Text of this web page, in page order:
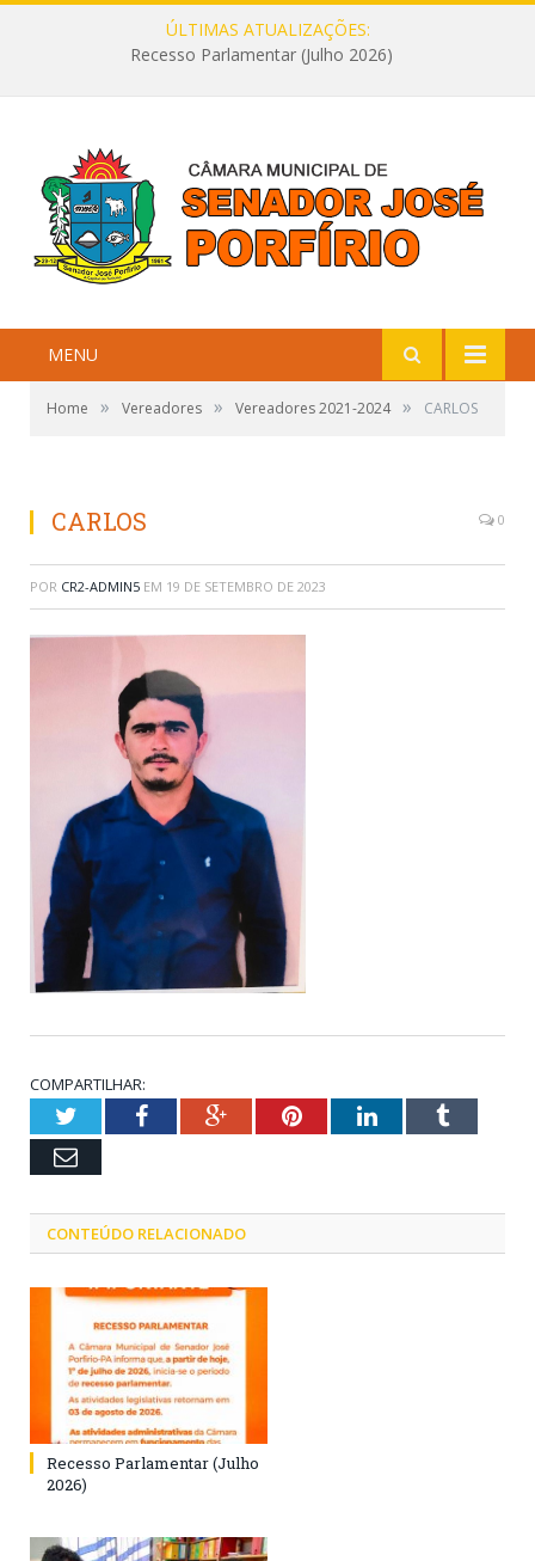
ÚLTIMAS ATUALIZAÇÕES:
Recesso Parlamentar (Julho 2026)
MENU
Home » Vereadores » Vereadores 2021-2024 » CARLOS
CARLOS 0
POR CR2-ADMIN5 EM 19 DE SETEMBRO DE 2023
COMPARTILHAR:
TwitterFacebookGoogle+PinterestLinkedInTumblr
Email
CONTEÚDO RELACIONADO
Recesso Parlamentar (Julho
2026)